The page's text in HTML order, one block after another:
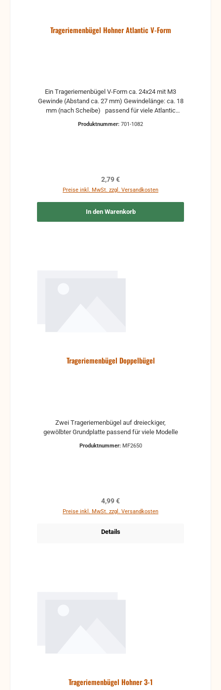
Trageriemenbügel Hohner Atlantic V-Form
Ein Trageriemenbügel V-Form ca. 24x24 mit M3
Gewinde (Abstand ca. 27 mm) Gewindelänge: ca. 18
mm (nach Scheibe) passend für viele Atlantic
vermeiden. Rücksendungen gehen auf Kosten des
Produktnummer: 701-1082
Regulärer Preis:
2,79 €
Preise inkl. MwSt. zzgl. Versandkosten
In den Warenkorb
Trageriemenbügel Doppelbügel
Zwei Trageriemenbügel auf dreieckiger,
gewölbter Grundplatte passend für viele Modelle
Produktnummer: MF2650
Regulärer Preis:
4,99 €
Preise inkl. MwSt. zzgl. Versandkosten
Details
Trageriemenbügel Hohner 3-1